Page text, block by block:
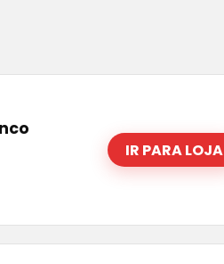
IR PARA LOJA